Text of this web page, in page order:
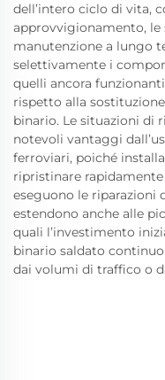
dell’intero ciclo di vita,
approvvigionamento, le
manutenzione a lungo
selettivamente i
quelli ancora
rispetto alla
binario. Le situazioni di
notevoli vantaggi
ferroviari, poiché
ripristinare
eseguono le riparazioni
estendono anche alle
quali l’investimento
binario saldato
dai volumi di traffico o